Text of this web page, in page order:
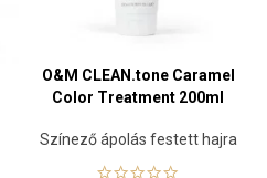
O&M CLEAN.tone Caramel
Color Treatment 200ml
Színező ápolás festett hajra